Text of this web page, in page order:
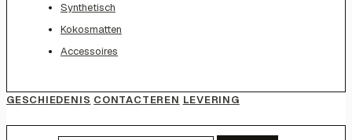
Synthetisch
Kokosmatten
Accessoires
GESCHIEDENIS CONTACTEREN LEVERING